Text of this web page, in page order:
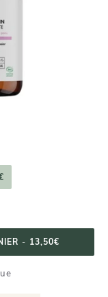
- 13,50€